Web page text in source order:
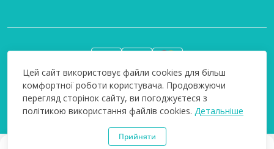
0
Вся інформація на сайті є інформативною і ми не несемо
відповідальність за будь-які неточності. Технополіс © 2008-
2026
Цей сайт використовує файли cookies для більш
комфортної роботи користувача. Продовжуючи
перегляд сторінок сайту, ви погоджуєтеся з
політикою використання файлів cookies. Детальніше
Прийняти